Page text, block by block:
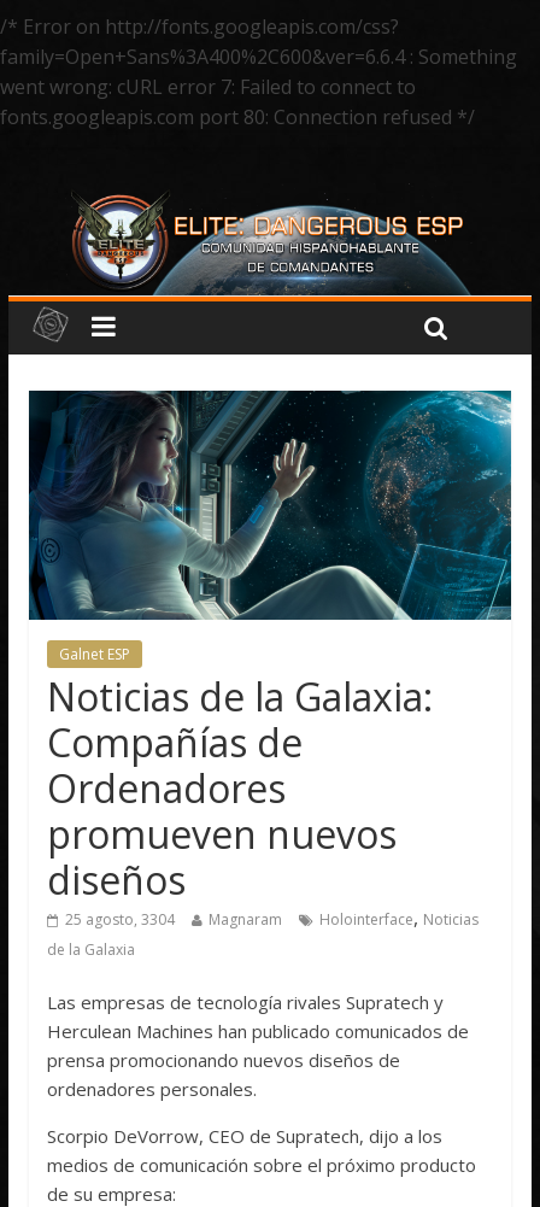
/* Error on http://fonts.googleapis.com/css?
family=Open+Sans%3A400%2C600&ver=6.6.4 : Something
went wrong: cURL error 7: Failed to connect to
fonts.googleapis.com port 80: Connection refused */
Galnet ESP
Noticias de la Galaxia:
Compañías de
Ordenadores
promueven nuevos
diseños
25 agosto, 3304 Magnaram Holointerface, Noticias
de la Galaxia
Las empresas de tecnología rivales Supratech y
Herculean Machines han publicado comunicados de
prensa promocionando nuevos diseños de
ordenadores personales.
Scorpio DeVorrow, CEO de Supratech, dijo a los
medios de comunicación sobre el próximo producto
de su empresa: